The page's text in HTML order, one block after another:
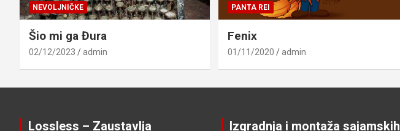
NEVOLJNIČKE
Šio mi ga Đura
02/12/2023 admin
PANTA REI
Fenix
01/11/2020 admin
Lossless – Zaustavlja Izgradnja i montaža sajamskih